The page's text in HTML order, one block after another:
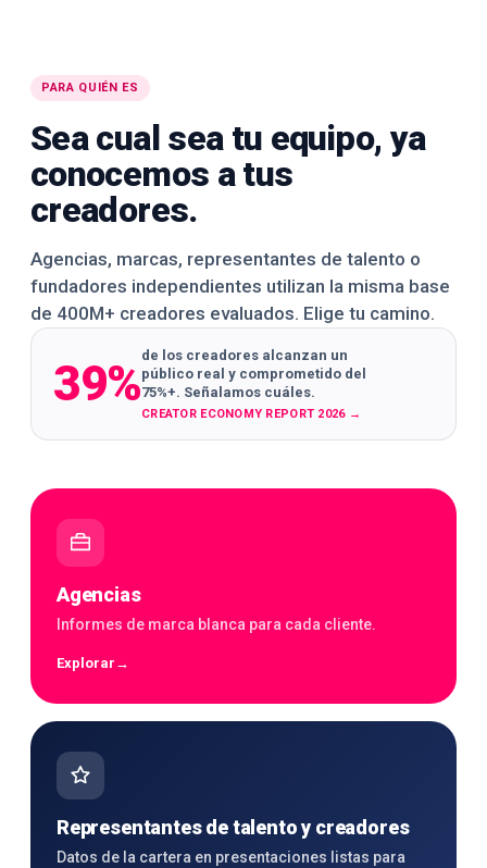
PARA QUIÉN ES
Sea cual sea tu equipo, ya
conocemos a tus
creadores.
Agencias, marcas, representantes de talento o
fundadores independientes utilizan la misma base
de 400M+ creadores evaluados. Elige tu camino.
39%
de los creadores alcanzan un
público real y comprometido del
75%+. Señalamos cuáles.
CREATOR ECONOMY REPORT 2026→
Agencias
Informes de marca blanca para cada cliente.
Explorar →
Representantes de talento y creadores
Datos de la cartera en presentaciones listas para